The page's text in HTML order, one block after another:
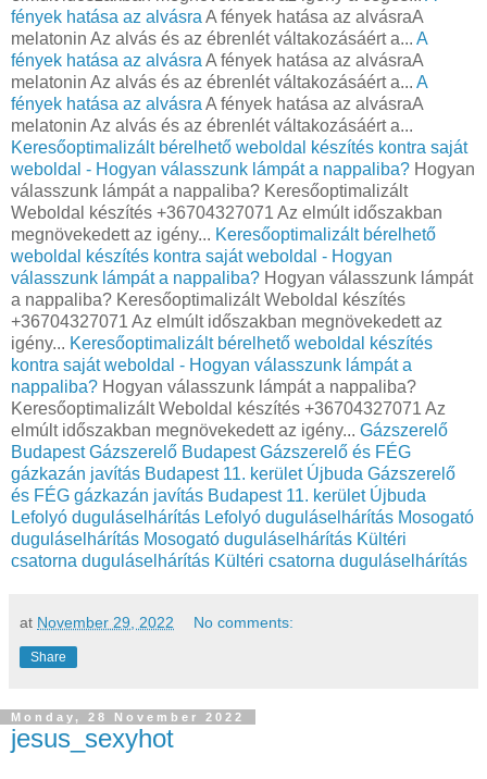
fények hatása az alvásra A fények hatása az alvásraA
melatonin Az alvás és az ébrenlét váltakozásáért a... A
fények hatása az alvásra A fények hatása az alvásraA
melatonin Az alvás és az ébrenlét váltakozásáért a... A
fények hatása az alvásra A fények hatása az alvásraA
melatonin Az alvás és az ébrenlét váltakozásáért a...
Keresőoptimalizált bérelhető weboldal készítés kontra saját
weboldal - Hogyan válasszunk lámpát a nappaliba? Hogyan
válasszunk lámpát a nappaliba? Keresőoptimalizált
Weboldal készítés +36704327071 Az elmúlt időszakban
megnövekedett az igény... Keresőoptimalizált bérelhető
weboldal készítés kontra saját weboldal - Hogyan
válasszunk lámpát a nappaliba? Hogyan válasszunk lámpát
a nappaliba? Keresőoptimalizált Weboldal készítés
+36704327071 Az elmúlt időszakban megnövekedett az
igény... Keresőoptimalizált bérelhető weboldal készítés
kontra saját weboldal - Hogyan válasszunk lámpát a
nappaliba? Hogyan válasszunk lámpát a nappaliba?
Keresőoptimalizált Weboldal készítés +36704327071 Az
elmúlt időszakban megnövekedett az igény... Gázszerelő
Budapest Gázszerelő Budapest Gázszerelő és FÉG
gázkazán javítás Budapest 11. kerület Újbuda Gázszerelő
és FÉG gázkazán javítás Budapest 11. kerület Újbuda
Lefolyó duguláselhárítás Lefolyó duguláselhárítás Mosogató
duguláselhárítás Mosogató duguláselhárítás Kültéri
csatorna duguláselhárítás Kültéri csatorna duguláselhárítás
at November 29, 2022 No comments:
Share
Monday, 28 November 2022
jesus_sexyhot